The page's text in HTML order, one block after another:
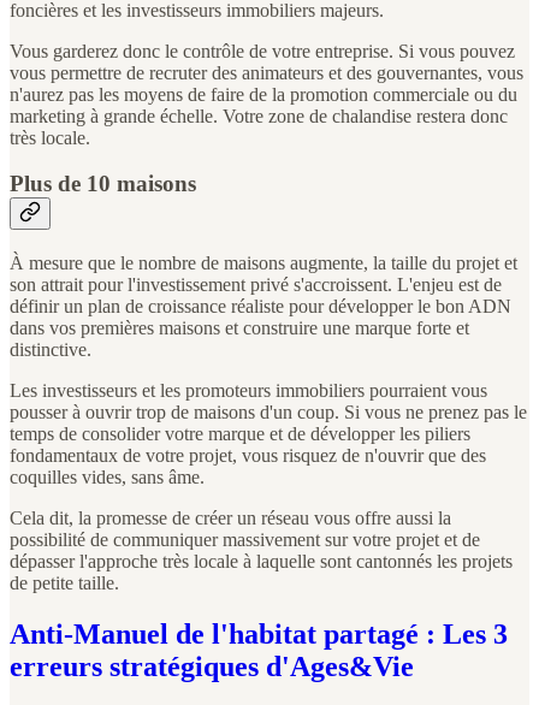
foncières et les investisseurs immobiliers majeurs.
Vous garderez donc le contrôle de votre entreprise. Si vous pouvez
vous permettre de recruter des animateurs et des gouvernantes, vous
n'aurez pas les moyens de faire de la promotion commerciale ou du
marketing à grande échelle. Votre zone de chalandise restera donc
très locale.
Plus de 10 maisons
À mesure que le nombre de maisons augmente, la taille du projet et
son attrait pour l'investissement privé s'accroissent. L'enjeu est de
définir un plan de croissance réaliste pour développer le bon ADN
dans vos premières maisons et construire une marque forte et
distinctive.
Les investisseurs et les promoteurs immobiliers pourraient vous
pousser à ouvrir trop de maisons d'un coup. Si vous ne prenez pas le
temps de consolider votre marque et de développer les piliers
fondamentaux de votre projet, vous risquez de n'ouvrir que des
coquilles vides, sans âme.
Cela dit, la promesse de créer un réseau vous offre aussi la
possibilité de communiquer massivement sur votre projet et de
dépasser l'approche très locale à laquelle sont cantonnés les projets
de petite taille.
Anti-Manuel de l'habitat partagé : Les 3
erreurs stratégiques d'Ages&Vie